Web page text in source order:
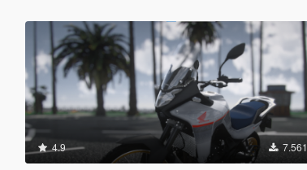
4.9 7.561